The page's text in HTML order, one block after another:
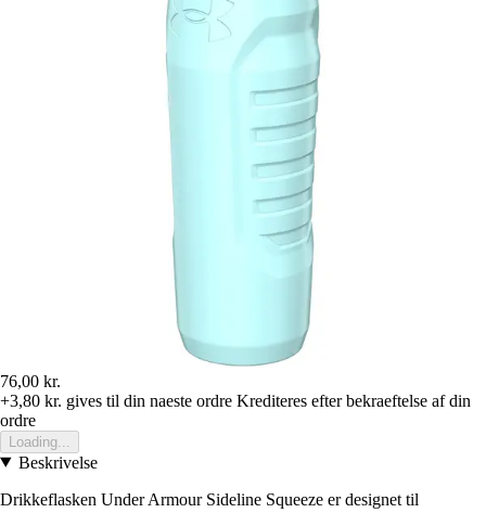
76,00 kr.
+3,80 kr. gives til din naeste ordre Krediteres efter bekraeftelse af din
ordre
Loading...
Beskrivelse
Drikkeflasken Under Armour Sideline Squeeze er designet til